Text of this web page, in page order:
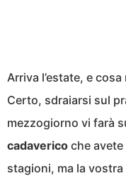
Arriva l’estate, e
Certo, sdraiarsi sul
mezzogiorno vi farà
cadaverico che
stagioni, ma la